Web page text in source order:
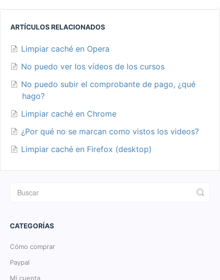
ARTÍCULOS RELACIONADOS
Limpiar caché en Opera
No puedo ver los vídeos de los cursos
No puedo subir el comprobante de pago, ¿qué
hago?
Limpiar caché en Chrome
¿Por qué no se marcan como vistos los videos?
Limpiar caché en Firefox (desktop)
CATEGORÍAS
Cómo comprar
Paypal
Mi cuenta